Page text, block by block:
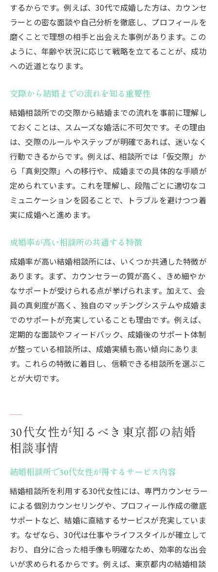
するからです。例えば、30代で成婚した方は、カウンセ
ラーとの密な面談や自己分析を徹底し、プロフィールを
磨くことで理想の相手と出会えた事例があります。この
ように、年齢や状況に応じて戦略を立てることが、成功
への近道となります。
交際から結婚までの流れを知る重要性
結婚相談所での交際から結婚までの流れを事前に理解し
ておくことは、スムーズな婚活に不可欠です。その理由
は、交際のルールやステップが明確であれば、迷いなく
行動できるからです。例えば、相談所では「仮交際」か
ら「真剣交際」への移行や、成婚までの具体的な手順が
定められています。これを理解し、段階ごとに適切なコ
ミュニケーションを図ることで、トラブルを避けつつ着
実に成婚へと進めます。
成婚率が高い相談所の共通する特徴
成婚率が高い結婚相談所には、いくつか共通した特徴が
あります。まず、カウンセラーの質が高く、きめ細やか
なサポートが受けられる点が挙げられます。加えて、会
員の真剣度が高く、独自のマッチングシステムや成婚ま
でのサポートが充実していることも理由です。例えば、
定期的な面談やフィードバック、成婚後のサポート体制
が整っている相談所は、成婚実績も高い傾向にありま
す。これらの特徴に着目し、信頼できる相談所を選ぶこ
とが大切です。
30代女性が知るべき東京都の結婚
相談事情
結婚相談所で30代女性が得するサービス内容
結婚相談所を利用する30代女性には、専門カウンセラー
による個別カウンセリングや、プロフィール作成の徹底
サポートなど、結婚に直結するサービスが充実していま
す。なぜなら、30代は仕事やライフスタイルが確立して
おり、自分に合った相手像も明確なため、効率的な出会
いが求められるからです。例えば、東京都内の結婚相談